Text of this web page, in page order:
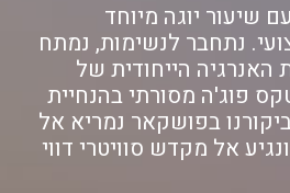
שיעור יוגה מיוחד
נתחבר לנשימות, נמתח
האנרגיה הייחודית של
פוג'ה מסורתי בהנחיית
בפושקאר נמריא אל
אל מקדש סוויטרי דווי